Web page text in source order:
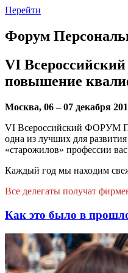
Перейти
Форум
VI
повышение
Москва, 06 – 07 декабря
VI Всероссийский ФОРУМ
одна из лучших для
«старожилов» профессии
Каждый год мы находим
Все делегаты получат
Как это было в